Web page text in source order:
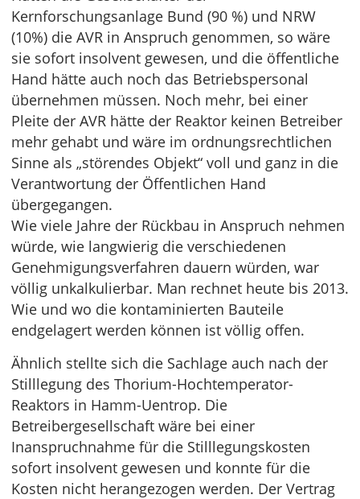
Kernforschungsanlage Bund (90 %) und NRW
(10%) die AVR in Anspruch genommen, so wäre
sie sofort insolvent gewesen, und die öffentliche
Hand hätte auch noch das Betriebspersonal
übernehmen müssen. Noch mehr, bei einer
Pleite der AVR hätte der Reaktor keinen Betreiber
mehr gehabt und wäre im ordnungsrechtlichen
Sinne als „störendes Objekt“ voll und ganz in die
Verantwortung der Öffentlichen Hand
übergegangen.
Wie viele Jahre der Rückbau in Anspruch nehmen
würde, wie langwierig die verschiedenen
Genehmigungsverfahren dauern würden, war
völlig unkalkulierbar. Man rechnet heute bis 2013.
Wie und wo die kontaminierten Bauteile
endgelagert werden können ist völlig offen.
Ähnlich stellte sich die Sachlage auch nach der
Stilllegung des Thorium-Hochtemperator-
Reaktors in Hamm-Uentrop. Die
Betreibergesellschaft wäre bei einer
Inanspruchnahme für die Stilllegungskosten
sofort insolvent gewesen und konnte für die
Kosten nicht herangezogen werden. Der Vertrag